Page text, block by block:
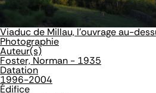
Viaduc de Millau, l'ouvrage au-
Photographie
Auteur(s)
Foster, Norman - 1935
Datation
1996-2004
Édifice